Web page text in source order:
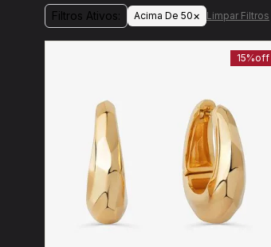
Filtros Ativos: Acima De 50× Limpar Filtros
15%off